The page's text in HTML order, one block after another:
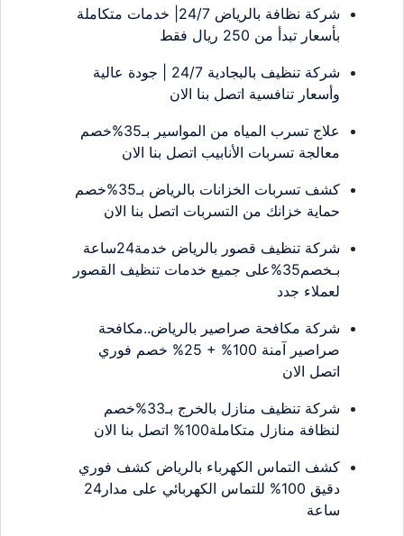
شركة نظافة بالرياض 24/7| خدمات متكاملة
بأسعار تبدأ من 250 ريال فقط
شركة تنظيف بالبجادية 24/7 | جودة عالية
وأسعار تنافسية اتصل بنا الان
علاج تسرب المياه من المواسير بـ35%خصم
معالجة تسربات الأنابيب اتصل بنا الان
كشف تسربات الخزانات بالرياض بـ35%خصم
حماية خزانك من التسربات اتصل بنا الان
شركة تنظيف قصور بالرياض خدمة24ساعة
بـخصم35%على جميع خدمات تنظيف القصور
لعملاء جدد
شركة مكافحة صراصير بالرياض..مكافحة
صراصير آمنة 100% + 25% خصم فوري
اتصل الان
شركة تنظيف منازل بالخرج بـ33%خصم
لنظافة منازل متكاملة100% اتصل بنا الان
كشف التماس الكهرباء بالرياض كشف فوري
دقيق 100% للتماس الكهربائي على مدار24
ساعة